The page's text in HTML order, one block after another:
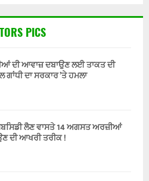
PICS
ਦੀ ਆਵਾਜ਼ ਦਬਾਉਣ ਲਈ ਤਾਕਤ ਦੀ
ਗਾਂਧੀ ਦਾ ਸਰਕਾਰ ’ਤੇ ਹਮਲਾ
ਲੈਣ ਵਾਸਤੇ 14 ਅਗਸਤ ਅਰਜ਼ੀਆਂ
ਦੀ ਆਖਰੀ ਤਰੀਕ !